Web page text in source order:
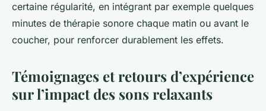
certaine régularité, en intégrant par exemple quelques
minutes de thérapie sonore chaque matin ou avant le
coucher, pour renforcer durablement les effets.
Témoignages et retours d’expérience
sur l’impact des sons relaxants